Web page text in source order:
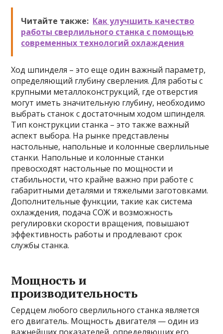
Читайте также: Как улучшить качество
работы сверлильного станка с помощью
современных технологий охлаждения
Ход шпинделя – это еще один важный параметр,
определяющий глубину сверления. Для работы с
крупными металлоконструкций, где отверстия
могут иметь значительную глубину, необходимо
выбрать станок с достаточным ходом шпинделя.
Тип конструкции станка – это также важный
аспект выбора. На рынке представлены
настольные, напольные и колонные сверлильные
станки. Напольные и колонные станки
превосходят настольные по мощности и
стабильности, что крайне важно при работе с
габаритными деталями и тяжелыми заготовками.
Дополнительные функции, такие как система
охлаждения, подача СОЖ и возможность
регулировки скорости вращения, повышают
эффективность работы и продлевают срок
службы станка.
Мощность и
производительность
Сердцем любого сверлильного станка является
его двигатель. Мощность двигателя — один из